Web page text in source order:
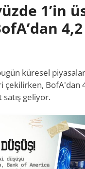
1’in
küresel
çekilirken, BofA'dan
geliyor.